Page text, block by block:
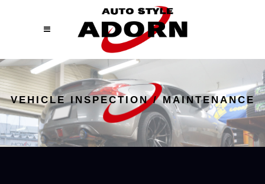
VEHICLE INSPECTION / MAINTENANCE